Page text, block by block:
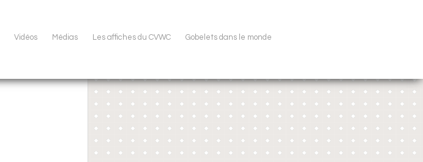
Vidéos Médias Les affiches du CVWC Gobelets dans le monde